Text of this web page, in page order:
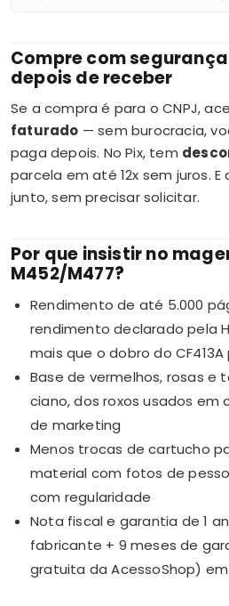
Compre com
depois de receber
Se a compra é para o CNPJ,
faturado — sem burocracia,
paga depois. No Pix, tem
parcela em até 12x sem juros. E
junto, sem precisar solicitar.
Por que insistir no
M452/M477?
Rendimento de até 5.000
rendimento declarado pela
mais que o dobro do
Base de vermelhos, rosas e
ciano, dos roxos usados em
de marketing
Menos trocas de cartucho
material com fotos de
com regularidade
Nota fiscal e garantia de 1
fabricante + 9 meses de
gratuita da AcessoShop)